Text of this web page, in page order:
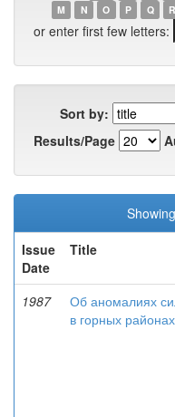
M
N O P Q R
or enter first few letters:
Sort by:
Results/Page
Issue
Date
Title
1987
Об аномалиях
в горных районах